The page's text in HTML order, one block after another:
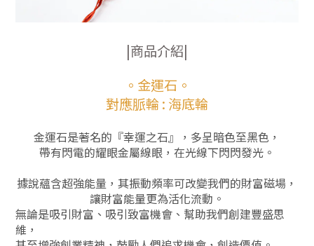
|商品介紹|
。金運石。
對應脈輪 : 海底輪
金運石是著名的『幸運之石』，多呈暗色至黑色，
帶有閃電的耀眼金屬線眼，在光線下閃閃發光。
據說蘊含超強能量，其振動頻率可改變我們的財富磁場，
讓財富能量更為活化流動。
無論是吸引財富、吸引致富機會、幫助我們創建豐盛思
維，